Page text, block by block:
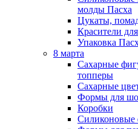
молды Пасха
Цукаты,
Красители
Упаковка
8 марта
Сахарные
топперы
Сахарные
Формы для
Коробки